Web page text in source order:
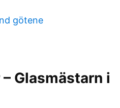
götene
Glasmästarn i